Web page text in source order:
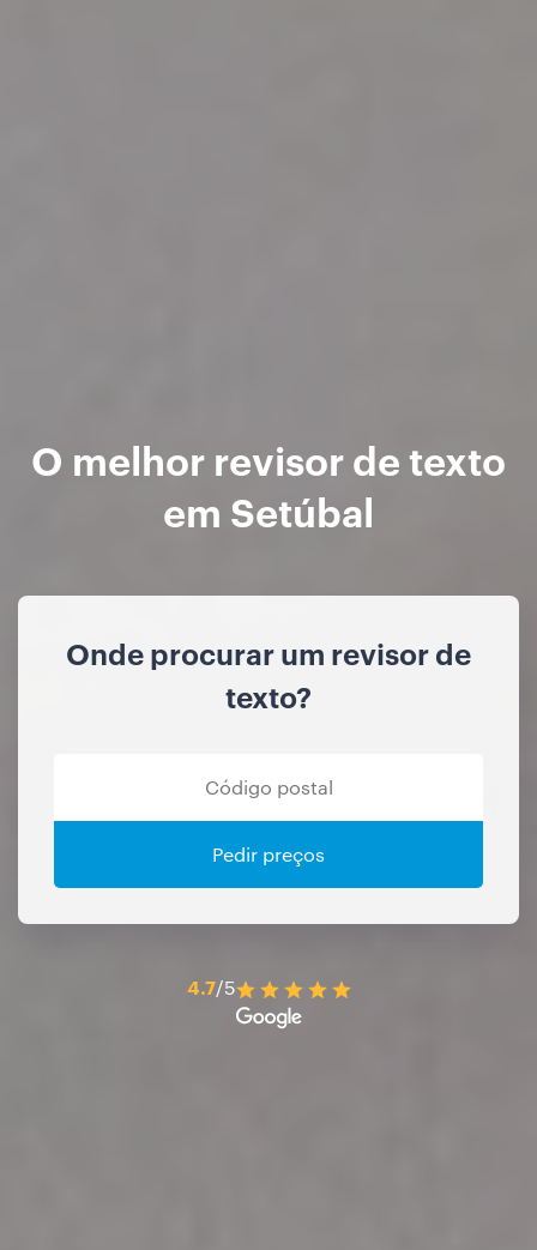
O melhor revisor de texto
em Setúbal
Onde procurar um revisor de
texto?
Pedir preços
4.7/5